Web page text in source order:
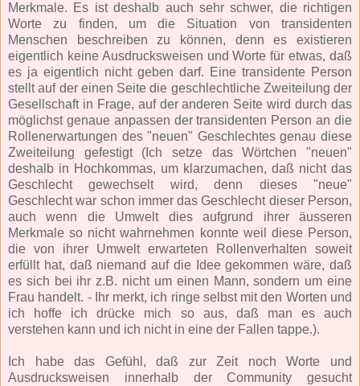
Merkmale. Es ist deshalb auch sehr schwer, die richtigen
Worte zu finden, um die Situation von transidenten
Menschen beschreiben zu können, denn es existieren
eigentlich keine Ausdrucksweisen und Worte für etwas, daß
es ja eigentlich nicht geben darf. Eine transidente Person
stellt auf der einen Seite die geschlechtliche Zweiteilung der
Gesellschaft in Frage, auf der anderen Seite wird durch das
möglichst genaue anpassen der transidenten Person an die
Rollenerwartungen des "neuen" Geschlechtes genau diese
Zweiteilung gefestigt (Ich setze das Wörtchen "neuen"
deshalb in Hochkommas, um klarzumachen, daß nicht das
Geschlecht gewechselt wird, denn dieses "neue"
Geschlecht war schon immer das Geschlecht dieser Person,
auch wenn die Umwelt dies aufgrund ihrer äusseren
Merkmale so nicht wahrnehmen konnte weil diese Person,
die von ihrer Umwelt erwarteten Rollenverhalten soweit
erfüllt hat, daß niemand auf die Idee gekommen wäre, daß
es sich bei ihr z.B. nicht um einen Mann, sondern um eine
Frau handelt. - Ihr merkt, ich ringe selbst mit den Worten und
ich hoffe ich drücke mich so aus, daß man es auch
verstehen kann und ich nicht in eine der Fallen tappe.).
Ich habe das Gefühl, daß zur Zeit noch Worte und
Ausdrucksweisen innerhalb der Community gesucht